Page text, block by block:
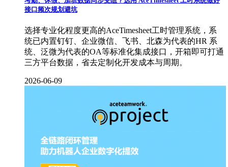
接口频次规划避坑
选择专业化程度更高的AceTimesheet工时管理系统，系
统已内置钉钉、企业微信、飞书、北森为代表的HR 系
统、泛微为代表的OA等标准化集成接口，开箱即可打通
三方平台数据，省去定制化开发成本与周期。
2026-06-09